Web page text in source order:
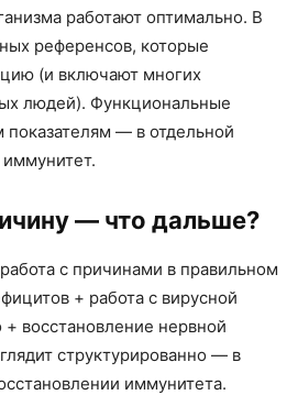
работают оптимально. В
референсов, которые
(и включают многих
людей). Функциональные
— в отдельной
иммунитет.
— что дальше?
с причинами в правильном
+ работа с вирусной
восстановление нервной
структурированно — в
иммунитета.